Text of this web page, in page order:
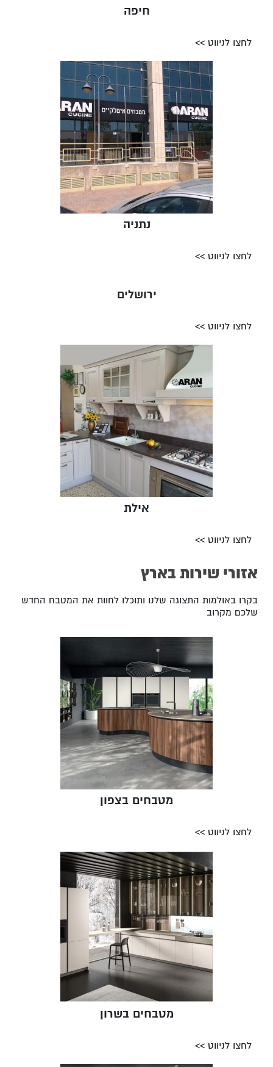
חיפה
לחצו לניווט >>
נתניה
לחצו לניווט >>
ירושלים
לחצו לניווט >>
אילת
לחצו לניווט >>
אזורי שירות בארץ
בקרו באולמות התצוגה שלנו ותוכלו לחוות את המטבח החדש
שלכם מקרוב
מטבחים בצפון
לחצו לניווט >>
מטבחים בשרון
לחצו לניווט >>